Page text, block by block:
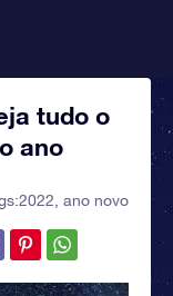
tudo o
ano
2022 ano novo